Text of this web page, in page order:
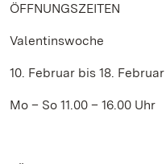
ÖFFNUNGSZEITEN
Valentinswoche
10. Februar bis 18. Februar
Mo – So 11.00 – 16.00 Uhr